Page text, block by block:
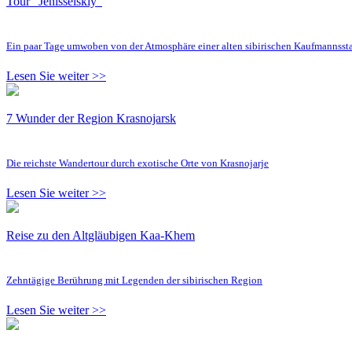
Ein paar Tage umwoben von der Atmosphäre einer alten sibirischen
Lesen Sie weiter >>
7 Wunder der Region Krasnojarsk
Die reichste Wandertour durch exotische Orte von Krasnojarje
Lesen Sie weiter >>
Reise zu den Altgläubigen Kaa-Khem
Zehntägige Berührung mit Legenden der sibirischen Region
Lesen Sie weiter >>